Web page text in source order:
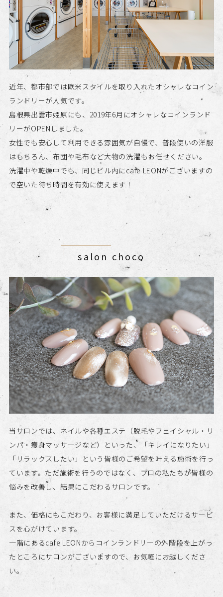
近年、都市部では欧米スタイルを取り入れたオシャレなコイン
ランドリーが人気です。
​​​​​​​島根県出雲市姫原にも、2019年6月にオシャレなコインランド
リーがOPENしました。
女性でも安心して利用できる雰囲気が自慢で、普段使いの洋服
はもちろん、布団や毛布など大物の洗濯もお任せください。
洗濯中や乾燥中でも、同じビル内にcafe LEONがございますの
で空いた待ち時間を有効に使えます！
salon choco
当サロンでは、ネイルや各種エステ（脱毛やフェイシャル・リ
ンパ・痩身マッサージなど）といった、「キレイになりたい」
「リラックスしたい」という皆様のご希望を叶える施術を行っ
ています。ただ施術を行うのではなく、プロの私たちが皆様の
悩みを改善し、結果にこだわるサロンです。
また、価格にもこだわり、お客様に満足していただけるサービ
スを心がけています。
一階にあるcafe LEONからコインランドリーの外階段を上がっ
たところにサロンがございますので、お気軽にお越しくださ
い。